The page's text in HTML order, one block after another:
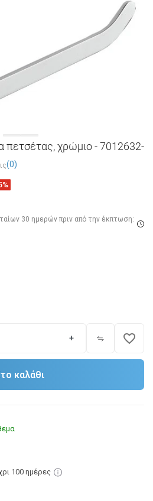
πετσέτας, χρώμιο - 7012632-
(0)
30 ημερών πριν από την έκπτωση:
+ favorite_border
καλάθι
100 ημέρες